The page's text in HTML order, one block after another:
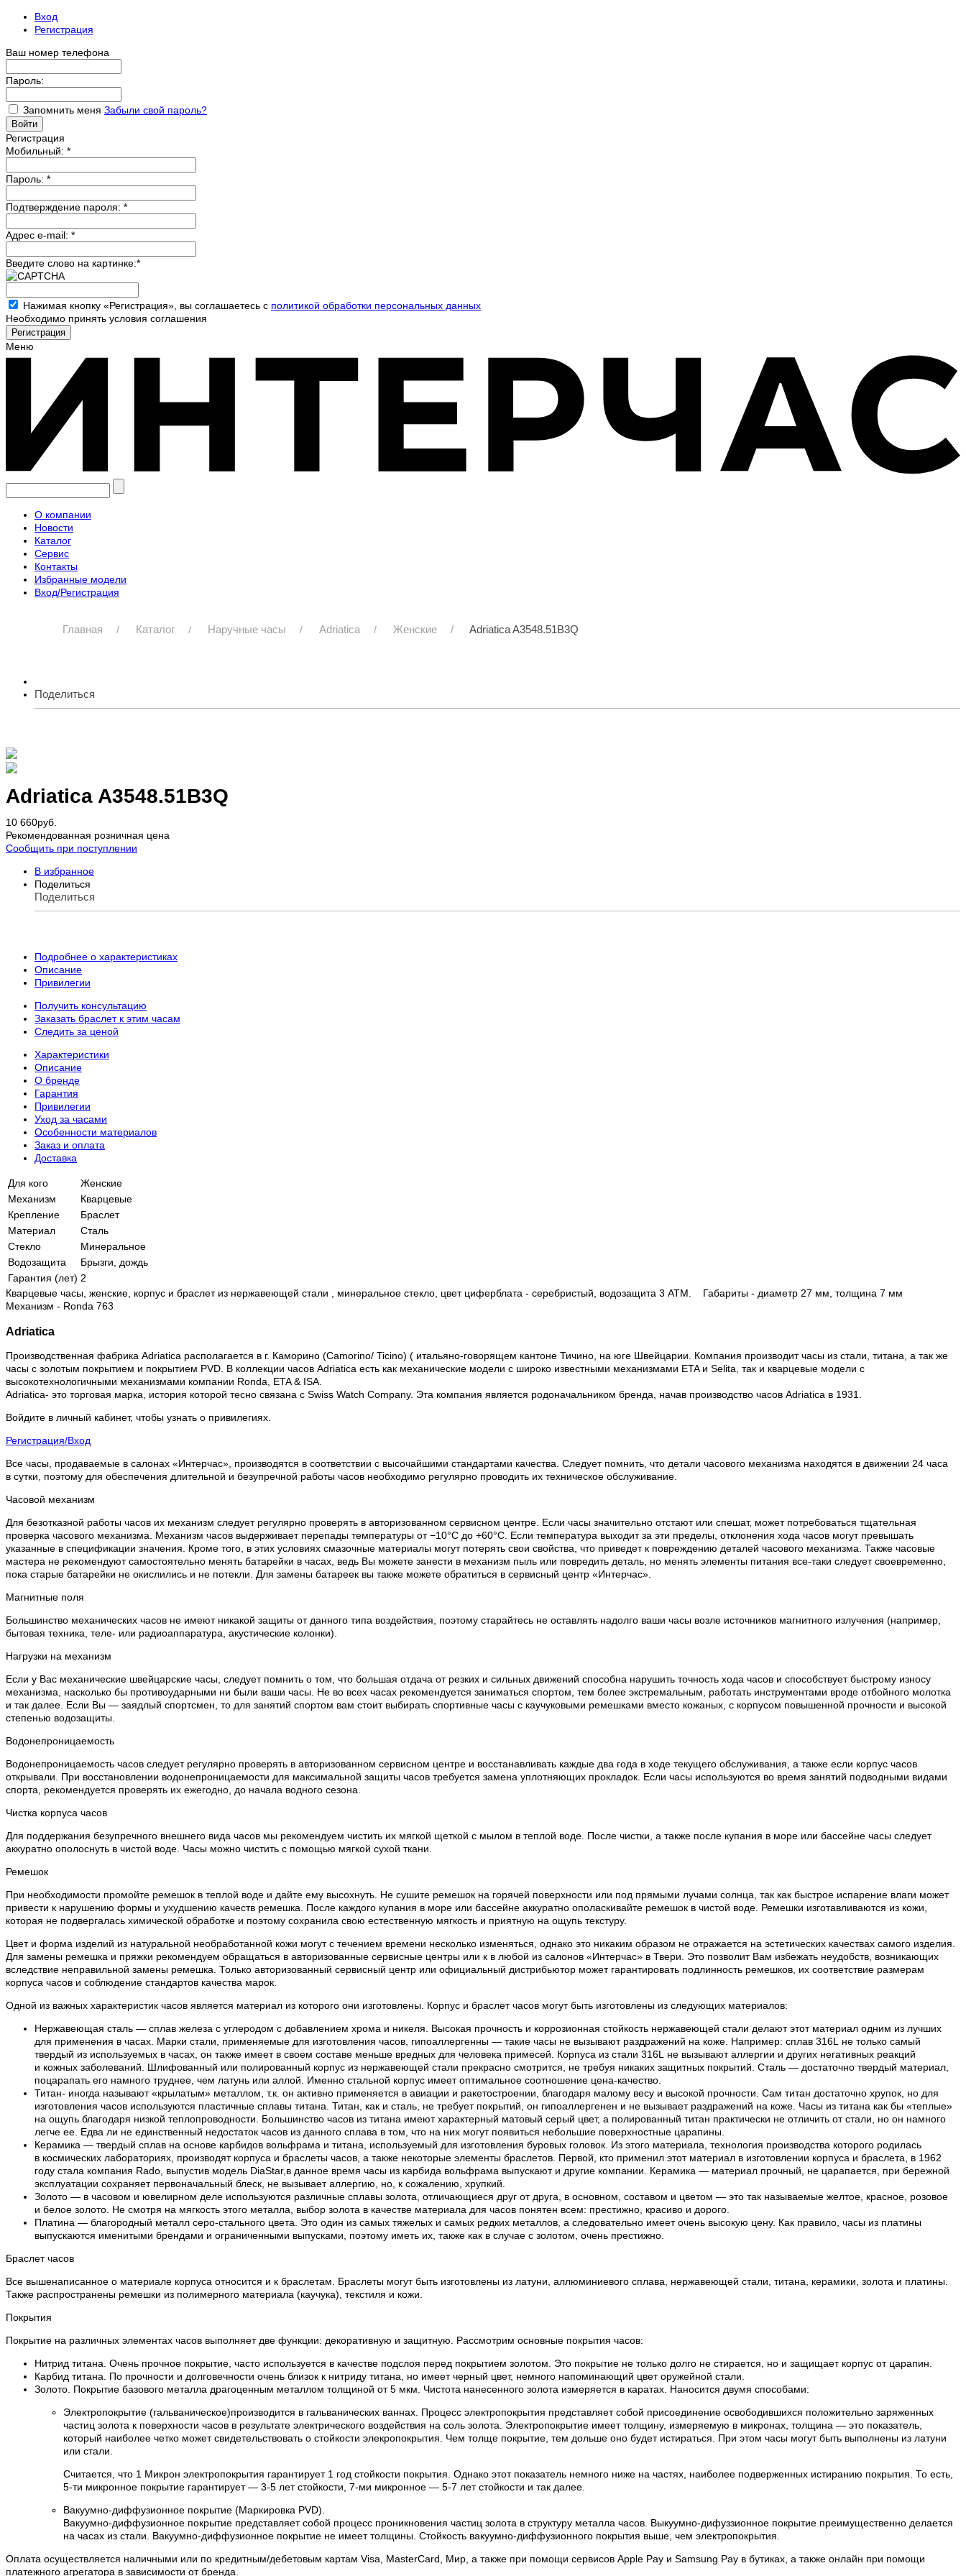
Вход
Регистрация
Ваш номер телефона
Пароль:
Запомнить меня Забыли свой пароль?
Регистрация
Мобильный: *
Пароль: *
Подтверждение пароля: *
Адрес e-mail: *
Введите слово на картинке:*
Нажимая кнопку «Регистрация», вы соглашаетесь с политикой обработки персональных данных
Необходимо принять условия соглашения
Меню
О компании
Новости
Каталог
Сервис
Контакты
Избранные модели
Вход/Регистрация
Главная Каталог Наручные часы Adriatica Женские Adriatica A3548.51B3Q
Поделиться
Adriatica A3548.51B3Q
10 660руб.
Рекомендованная розничная цена
Сообщить при поступлении
В избранное
Поделиться
Поделиться
Подробнее о характеристиках
Описание
Привилегии
Получить консультацию
Заказать браслет к этим часам
Следить за ценой
Характеристики
Описание
О бренде
Гарантия
Привилегии
Уход за часами
Особенности материалов
Заказ и оплата
Доставка
Для кого
Женские
Механизм
Кварцевые
Крепление
Браслет
Материал
Сталь
Стекло
Минеральное
Водозащита
Брызги, дождь
Гарантия (лет) 2
Кварцевые часы, женские, корпус и браслет из нержавеющей стали , минеральное стекло, цвет циферблата - серебристый, водозащита 3 АТМ. Габариты - диаметр 27 мм, толщина 7 мм
Механизм - Ronda 763
Adriatica
Производственная фабрика Adriatica располагается в г. Каморино (Camorino/ Ticino) ( итальяно-говорящем кантоне Тичино, на юге Швейцарии. Компания производит часы из стали, титана, а так же
часы с золотым покрытием и покрытием PVD. В коллекции часов Adriatica есть как механические модели с широко известными механизмами ETA и Selita, так и кварцевые модели с
высокотехнологичными механизмами компании Ronda, ETA & ISA.
Adriatica- это торговая марка, история которой тесно связана с Swiss Watch Company. Эта компания является родоначальником бренда, начав производство часов Adriatica в 1931.
Войдите в личный кабинет, чтобы узнать о привилегиях.
Регистрация/Вход
Все часы, продаваемые в салонах «Интерчас», производятся в соответствии с высочайшими стандартами качества. Следует помнить, что детали часового механизма находятся в движении 24 часа
в сутки, поэтому для обеспечения длительной и безупречной работы часов необходимо регулярно проводить их техническое обслуживание.
Часовой механизм
Для безотказной работы часов их механизм следует регулярно проверять в авторизованном сервисном центре. Если часы значительно отстают или спешат, может потребоваться тщательная
проверка часового механизма. Механизм часов выдерживает перепады температуры от −10°C до +60°C. Если температура выходит за эти пределы, отклонения хода часов могут превышать
указанные в спецификации значения. Кроме того, в этих условиях смазочные материалы могут потерять свои свойства, что приведет к повреждению деталей часового механизма. Также часовые
мастера не рекомендуют самостоятельно менять батарейки в часах, ведь Вы можете занести в механизм пыль или повредить деталь, но менять элементы питания все-таки следует своевременно,
пока старые батарейки не окислились и не потекли. Для замены батареек вы также можете обратиться в сервисный центр «Интерчас».
Магнитные поля
Большинство механических часов не имеют никакой защиты от данного типа воздействия, поэтому старайтесь не оставлять надолго ваши часы возле источников магнитного излучения (например,
бытовая техника, теле- или радиоаппаратура, акустические колонки).
Нагрузки на механизм
Если у Вас механические швейцарские часы, следует помнить о том, что большая отдача от резких и сильных движений способна нарушить точность хода часов и способствует быстрому износу
механизма, насколько бы противоударными ни были ваши часы. Не во всех часах рекомендуется заниматься спортом, тем более экстремальным, работать инструментами вроде отбойного молотка
и так далее. Если Вы — заядлый спортсмен, то для занятий спортом вам стоит выбирать спортивные часы с каучуковыми ремешками вместо кожаных, с корпусом повышенной прочности и высокой
степенью водозащиты.
Водонепроницаемость
Водонепроницаемость часов следует регулярно проверять в авторизованном сервисном центре и восстанавливать каждые два года в ходе текущего обслуживания, а также если корпус часов
открывали. При восстановлении водонепроницаемости для максимальной защиты часов требуется замена уплотняющих прокладок. Если часы используются во время занятий подводными видами
спорта, рекомендуется проверять их ежегодно, до начала водного сезона.
Чистка корпуса часов
Для поддержания безупречного внешнего вида часов мы рекомендуем чистить их мягкой щеткой с мылом в теплой воде. После чистки, а также после купания в море или бассейне часы следует
аккуратно ополоснуть в чистой воде. Часы можно чистить с помощью мягкой сухой ткани.
Ремешок
При необходимости промойте ремешок в теплой воде и дайте ему высохнуть. Не сушите ремешок на горячей поверхности или под прямыми лучами солнца, так как быстрое испарение влаги может
привести к нарушению формы и ухудшению качеств ремешка. После каждого купания в море или бассейне аккуратно ополаскивайте ремешок в чистой воде. Ремешки изготавливаются из кожи,
которая не подвергалась химической обработке и поэтому сохранила свою естественную мягкость и приятную на ощупь текстуру.
Цвет и форма изделий из натуральной необработанной кожи могут с течением времени несколько изменяться, однако это никаким образом не отражается на эстетических качествах самого изделия.
Для замены ремешка и пряжки рекомендуем обращаться в авторизованные сервисные центры или к в любой из салонов «Интерчас» в Твери. Это позволит Вам избежать неудобств, возникающих
вследствие неправильной замены ремешка. Только авторизованный сервисный центр или официальный дистрибьютор может гарантировать подлинность ремешков, их соответствие размерам
корпуса часов и соблюдение стандартов качества марок.
Одной из важных характеристик часов является материал из которого они изготовлены. Корпус и браслет часов могут быть изготовлены из следующих материалов:
Нержавеющая сталь — сплав железа с углеродом с добавлением хрома и никеля. Высокая прочность и коррозионная стойкость нержавеющей стали делают этот материал одним из лучших
для применения в часах. Марки стали, применяемые для изготовления часов, гипоаллергенны — такие часы не вызывают раздражений на коже. Например: сплав 316L не только самый
твердый из используемых в часах, он также имеет в своем составе меньше вредных для человека примесей. Корпуса из стали 316L не вызывают аллергии и других негативных реакций
и кожных заболеваний. Шлифованный или полированный корпус из нержавеющей стали прекрасно смотрится, не требуя никаких защитных покрытий. Сталь — достаточно твердый материал,
поцарапать его намного труднее, чем латунь или аллой. Именно стальной корпус имеет оптимальное соотношение цена-качество.
Титан- иногда называют «крылатым» металлом, т.к. он активно применяется в авиации и ракетостроении, благодаря малому весу и высокой прочности. Сам титан достаточно хрупок, но для
изготовления часов используются пластичные сплавы титана. Титан, как и сталь, не требует покрытий, он гипоаллергенен и не вызывает раздражений на коже. Часы из титана как бы «теплые»
на ощупь благодаря низкой теплопроводности. Большинство часов из титана имеют характерный матовый серый цвет, а полированный титан практически не отличить от стали, но он намного
легче ее. Едва ли не единственный недостаток часов из данного сплава в том, что на них могут появиться небольшие поверхностные царапины.
Керамика — твердый сплав на основе карбидов вольфрама и титана, используемый для изготовления буровых головок. Из этого материала, технология производства которого родилась
в космических лабораториях, производят корпуса и браслеты часов, а также некоторые элементы браслетов. Первой, кто применил этот материал в изготовлении корпуса и браслета, в 1962
году стала компания Rado, выпустив модель DiaStar,в данное время часы из карбида вольфрама выпускают и другие компании. Керамика — материал прочный, не царапается, при бережной
эксплуатации сохраняет первоначальный блеск, не вызывает аллергию, но, к сожалению, хрупкий.
Золото — в часовом и ювелирном деле используются различные сплавы золота, отличающиеся друг от друга, в основном, составом и цветом — это так называемые желтое, красное, розовое
и белое золото. Не смотря на мягкость этого металла, выбор золота в качестве материала для часов понятен всем: престижно, красиво и дорого.
Платина — благородный металл серо-стального цвета. Это один из самых тяжелых и самых редких металлов, а следовательно имеет очень высокую цену. Как правило, часы из платины
выпускаются именитыми брендами и ограниченными выпусками, поэтому иметь их, также как в случае с золотом, очень престижно.
Браслет часов
Все вышенаписанное о материале корпуса относится и к браслетам. Браслеты могут быть изготовлены из латуни, аллюминиевого сплава, нержавеющей стали, титана, керамики, золота и платины.
Также распространены ремешки из полимерного материала (каучука), текстиля и кожи.
Покрытия
Покрытие на различных элементах часов выполняет две функции: декоративную и защитную. Рассмотрим основные покрытия часов:
Нитрид титана. Очень прочное покрытие, часто используется в качестве подслоя перед покрытием золотом. Это покрытие не только долго не стирается, но и защищает корпус от царапин.
Карбид титана. По прочности и долговечности очень близок к нитриду титана, но имеет черный цвет, немного напоминающий цвет оружейной стали.
Золото. Покрытие базового металла драгоценным металлом толщиной от 5 мкм. Чистота нанесенного золота измеряется в каратах. Наносится двумя способами:
Электропокрытие (гальваническое)производится в гальванических ваннах. Процесс электропокрытия представляет собой присоединение освободившихся положительно заряженных
частиц золота к поверхности часов в результате электрического воздействия на соль золота. Электропокрытие имеет толщину, измеряемую в микронах, толщина — это показатель,
который наиболее четко может свидетельствовать о стойкости элекропокрытия. Чем толще покрытие, тем дольше оно будет истираться. При этом часы могут быть выполнены из латуни
или стали.
Считается, что 1 Микрон электропокрытия гарантирует 1 год стойкости покрытия. Однако этот показатель немного ниже на частях, наиболее подверженных истиранию покрытия. То есть,
5-ти микронное покрытие гарантирует — 3-5 лет стойкости, 7-ми микронное — 5-7 лет стойкости и так далее.
Вакуумно-диффузионное покрытие (Маркировка PVD).
Вакуумно-диффузионное покрытие представляет собой процесс проникновения частиц золота в структуру металла часов. Выкуумно-дифуззионное покрытие преимущественно делается
на часах из стали. Вакуумно-диффузионное покрытие не имеет толщины. Стойкость вакуумно-диффузионного покрытия выше, чем электропокрытия.
Оплата осуществляется наличными или по кредитным/дебетовым картам Visa, MasterCard, Мир, а также при помощи сервисов Apple Pay и Samsung Pay в бутиках, а также онлайн при помощи
платежного агрегатора в зависимости от бренда.